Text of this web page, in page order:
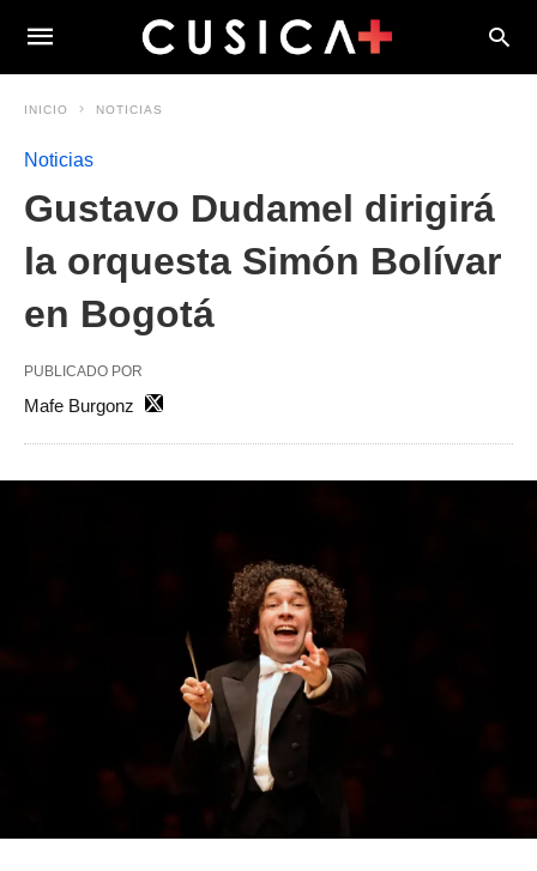
INICIO NOTICIAS
Noticias
Gustavo Dudamel dirigirá
la orquesta Simón Bolívar
en Bogotá
PUBLICADO POR
Mafe Burgonz